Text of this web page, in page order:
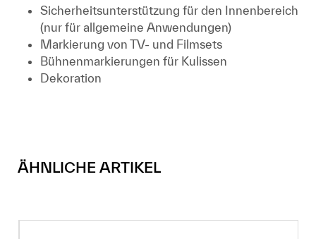
Sicherheitsunterstützung für den Innenbereich
(nur für allgemeine Anwendungen)
Markierung von TV- und Filmsets
Bühnenmarkierungen für Kulissen
Dekoration
ÄHNLICHE ARTIKEL